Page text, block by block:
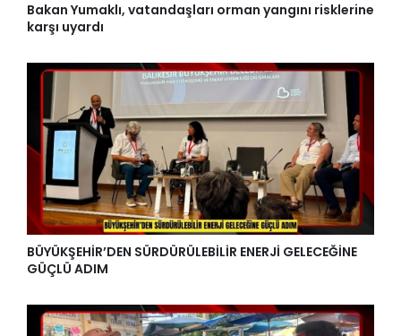
Bakan Yumaklı, vatandaşları orman yangını risklerine
karşı uyardı
BÜYÜKŞEHİR’DEN SÜRDÜRÜLEBİLİR ENERJİ GELECEĞİNE
GÜÇLÜ ADIM